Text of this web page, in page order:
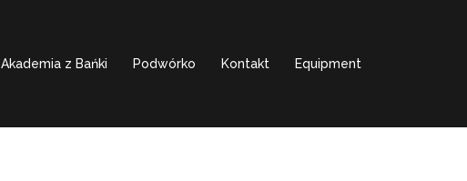
Akademia z Bańki Podwórko Kontakt Equipment